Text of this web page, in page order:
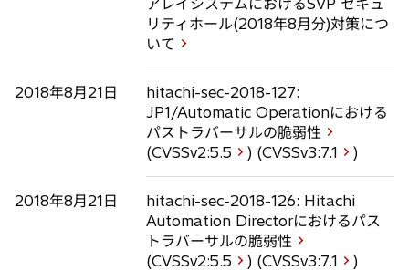
リティホール(2018年8月分)対策につ
いて
2018年8月21日
hitachi-sec-2018-127:
JP1/Automatic Operationにおける
パストラバーサルの脆弱性
(CVSSv2:5.5 ) (CVSSv3:7.1 )
2018年8月21日
hitachi-sec-2018-126: Hitachi
Automation Directorにおけるパス
トラバーサルの脆弱性
(CVSSv2:5.5 ) (CVSSv3:7.1 )